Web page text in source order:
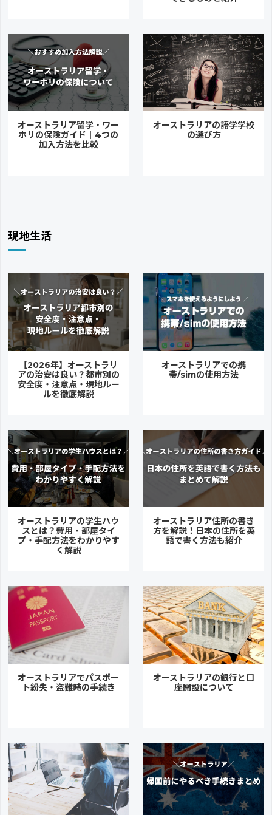
オーストラリア留学・ワー
ホリの保険ガイド｜4つの
加入方法を比較
オーストラリアの語学学校
の選び方
現地生活
【2026年】オーストラリ
アの治安は良い？都市別の
安全度・注意点・現地ルー
ルを徹底解説
オーストラリアでの携
帯/simの使用方法
オーストラリアの学生ハウ
スとは？費用・部屋タイ
プ・手配方法をわかりやす
く解説
オーストラリア住所の書き
方を解説！日本の住所を英
語で書く方法も紹介
オーストラリアでパスポー
ト紛失・盗難時の手続き
オーストラリアの銀行と口
座開設について